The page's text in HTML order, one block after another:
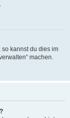
kannst du dies im
machen.